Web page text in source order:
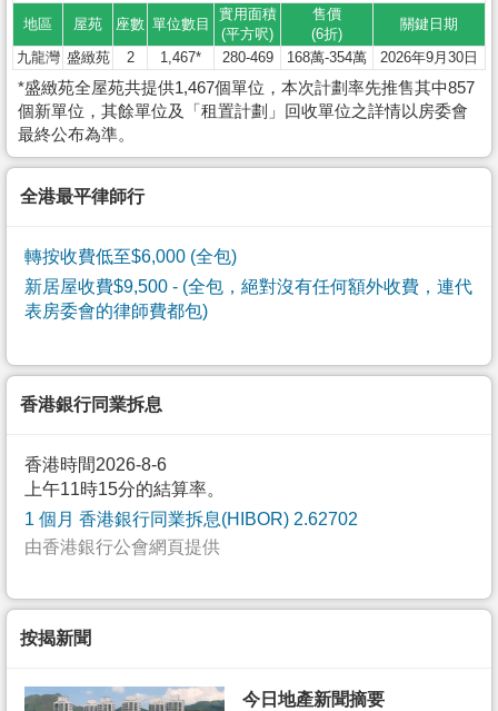
地區 屋苑 座數 單位數目
實用面積
(平方呎)
售價
(6折)
關鍵日期
九龍灣 盛緻苑 2 1,467* 280-469 168萬-354萬 2026年9月30日
*盛緻苑全屋苑共提供1,467個單位，本次計劃率先推售其中857
個新單位，其餘單位及「租置計劃」回收單位之詳情以房委會
最終公布為準。
全港最平律師行
轉按收費低至$6,000 (全包)
新居屋收費$9,500 - (全包，絕對沒有任何額外收費，連代
表房委會的律師費都包)
香港銀行同業拆息
香港時間2026-8-6
上午11時15分的結算率。
1 個月 香港銀行同業拆息(HIBOR) 2.62702
由香港銀行公會網頁提供
按揭新聞
今日地產新聞摘要